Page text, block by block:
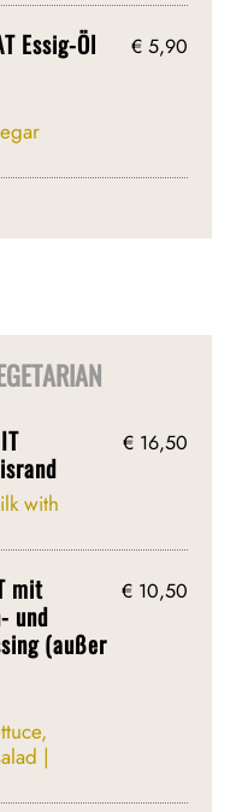
Essig-Öl
€ 5,90
with
€ 16,50
mit
und
(außer
|
€ 10,50